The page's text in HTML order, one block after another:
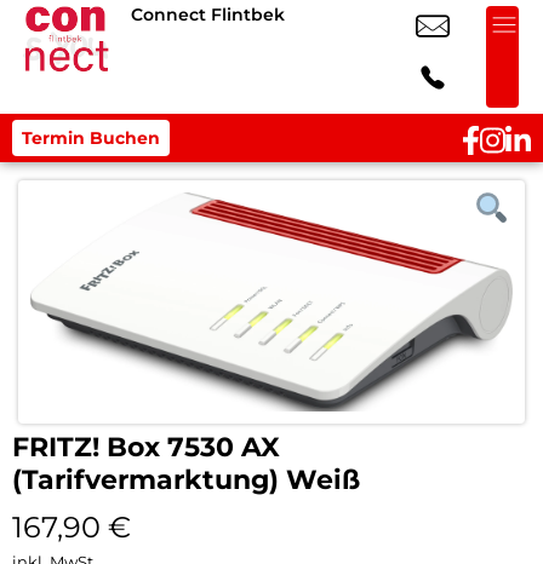
Connect Flintbek
Termin Buchen
FRITZ! Box 7530 AX
(Tarifvermarktung) Weiß
167,90 €